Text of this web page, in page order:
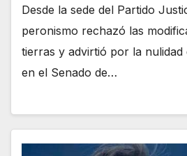
Desde la sede del Partido
peronismo rechazó las
tierras y advirtió por la nulidad
en el Senado de…